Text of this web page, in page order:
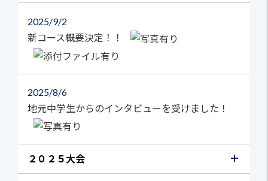
2025 9/2
新コース概要決定！！
2025 8/6
地元中学生からのインタビューを受けました！
２０２５大会